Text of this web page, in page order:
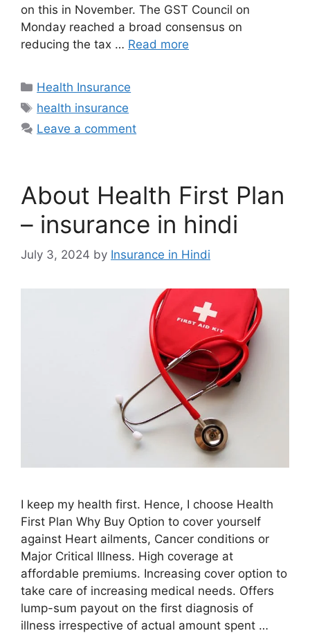
on this in November. The GST Council on
Monday reached a broad consensus on
reducing the tax … Read more
Categories
Health Insurance
Tags
health insurance
Leave a comment
About Health First Plan
– insurance in hindi
July 3, 2024 by Insurance in Hindi
I keep my health first. Hence, I choose Health
First Plan Why Buy Option to cover yourself
against Heart ailments, Cancer conditions or
Major Critical Illness. High coverage at
affordable premiums. Increasing cover option to
take care of increasing medical needs. Offers
lump-sum payout on the first diagnosis of
illness irrespective of actual amount spent …